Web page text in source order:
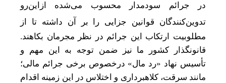
در جرائم سودمدار محسوب میشده ازاین‌رو
تدوینکنندگان قوانین جزایی را بر آن داشته تا
از
مطلوبیت ارتکاب این جرائم در نظر مجرمان بکاهند.
قانونگذار کشور ما نیز ضمن توجه به این مهم و
تأسیس نهاد «رد مال» درخصوص برخی جرائم مالی؛
مانند سرقت، کلاهبرداری و اختلاس در این زمینه اقدام